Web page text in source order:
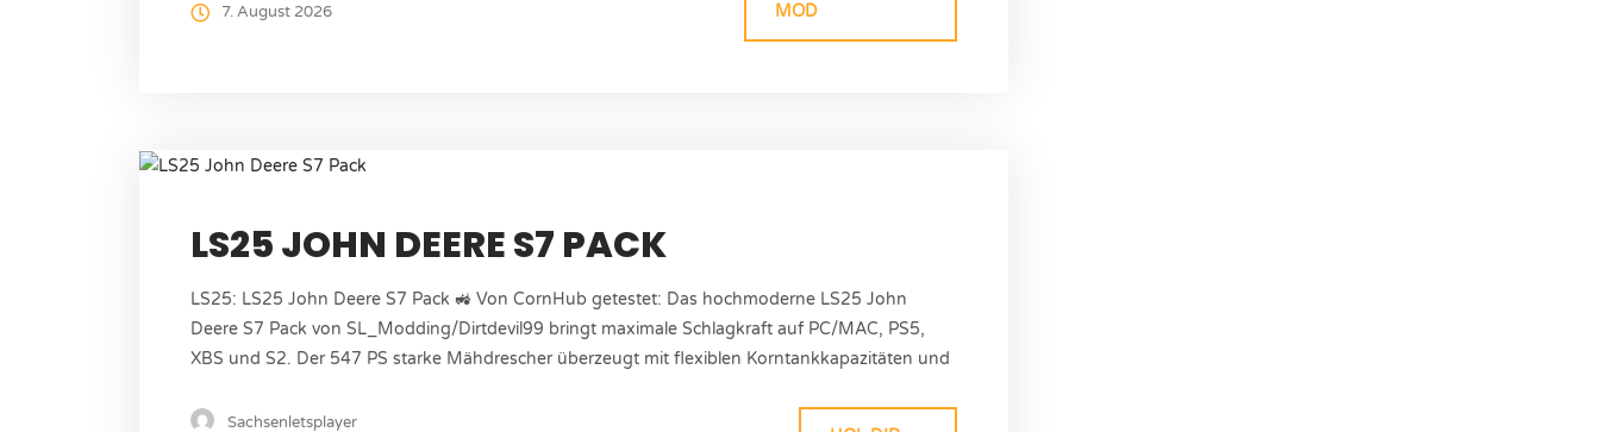
7. August 2026
MOD
LS25 JOHN DEERE S7 PACK
LS25: LS25 John Deere S7 Pack 🚜 Von CornHub getestet: Das hochmoderne LS25 John
Deere S7 Pack von SL_Modding/Dirtdevil99 bringt maximale Schlagkraft auf PC/MAC, PS5,
XBS und S2. Der 547 PS starke Mähdrescher überzeugt mit flexiblen Korntankkapazitäten und
großen Schlägen. Mod Informationen Autor: SL_Modding/Dirtdevil99 Version: 1.0.0.0...
Sachsenletsplayer